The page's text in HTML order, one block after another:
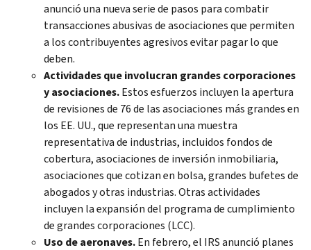
anunció una nueva serie de pasos para combatir
transacciones abusivas de asociaciones que permiten
a los contribuyentes agresivos evitar pagar lo que
deben.
Actividades que involucran grandes corporaciones
y asociaciones.Estos esfuerzos incluyen la apertura
de revisiones de 76 de las asociaciones más grandes en
los EE. UU., que representan una muestra
representativa de industrias, incluidos fondos de
cobertura, asociaciones de inversión inmobiliaria,
asociaciones que cotizan en bolsa, grandes bufetes de
abogados y otras industrias. Otras actividades
incluyen la expansión del programa de cumplimiento
de grandes corporaciones (LCC).
Uso de aeronaves.En febrero, el IRS anunció planes